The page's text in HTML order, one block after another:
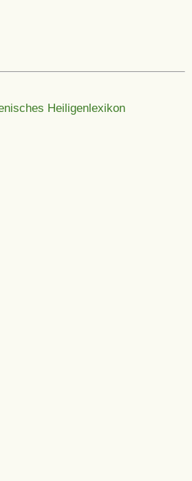
Heiligenlexikon